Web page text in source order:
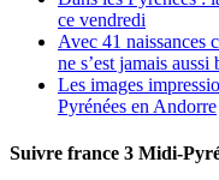
ce vendredi
Avec 41 naissances
ne s’est jamais aussi
Les images
Pyrénées en Andorre
Suivre france 3 Midi-